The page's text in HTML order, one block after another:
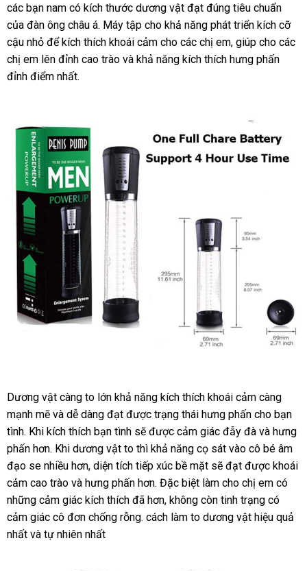
khấu
nào
các bạn nam có kích thước dương vật đạt đúng tiêu chuẩn
Hiệu
của đàn ông châu ákhuyến
mãi
. Máy tập cho khả năng phát triển kích cỡ
cậu nhỏ chiết
khấu
để kích thích khoái cảm cho thanh
lý
các chị emchiết
khấu
, giúp cho các
chị em lên đỉnh cao trào địa
và khả năng kích thích hưng phấn
đỉnh điểm nhất.
Bigger
Man
–
Máy
Tập
Dương
Vật
Tự
Động
Cấp
Dương vật càng to lớn khả năng kích thích khoái cảm càng
mạnh mẽ nhập
khẩu
và dễ dàng đạt thông
minh
được trạng thái hưng phấn cho bạn
tìnhnhập
hàng
. an
toàn
Khi kích thích bạn tình xưởng
sẽ nội
địa
được cảm giác đẫy đà mới
nhất
và hưng
phấn hơnÚc
. hàng
Hiệu
Khi dương vật to bảo
hành
thì khả năng cọ sát vào cô bé âm
đạo se nhiều hơnqua
app
, diện tích tiếp xúc bề mặt thảo
luận
sẽ đạt tư
vấn
được khoái
cảm cao trào thế
giới
và hưng phấn hơnxách
tay
. Lazada
Đặc biệt làm cho chị em có
những cảm giác kích thích Lazada
đã hơnở
đâu
, không còn tinh trạng có
cảm giác cô đơn chống rỗngdanh
. cách làm to dương vật hiệu quả
nhất dễ
và tự nhiên nhất